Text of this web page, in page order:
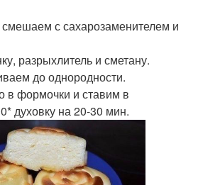
с сахарозаменителем и
разрыхлитель и сметану.
до однородности.
в формочки и ставим в
духовку на 20-30 мин.